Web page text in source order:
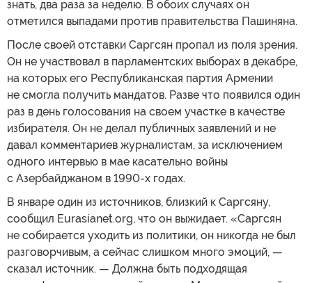
знать, два раза за неделю. В обоих случаях он
отметился выпадами против правительства Пашиняна.
После своей отставки Саргсян пропал из поля зрения.
Он не участвовал в парламентских выборах в декабре,
на которых его Республиканская партия Армении
не смогла получить мандатов. Разве что появился один
раз в день голосования на своем участке в качестве
избирателя. Он не делал публичных заявлений и не
давал комментариев журналистам, за исключением
одного интервью в мае касательно войны
с Азербайджаном в 1990-х годах.
В январе один из источников, близкий к Саргсяну,
сообщил Eurasianet.org, что он выжидает. «Саргсян
не собирается уходить из политики, он никогда не был
разговорчивым, а сейчас слишком много эмоций, —
сказал источник. — Должна быть подходящая